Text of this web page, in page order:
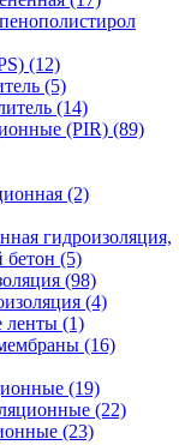
(12)
(5)
(14)
(PIR) (89)
(2)
гидроизоляция,
бетон (5)
(98)
(4)
ленты (1)
(16)
(19)
(22)
(23)